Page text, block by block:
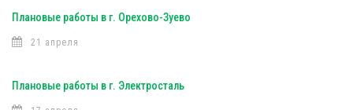
Плановые работы в г. Орехово-Зуево
21 апреля
Плановые работы в г. Электросталь